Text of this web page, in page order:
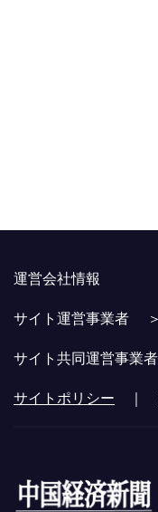
運営会社情報
サイト運営事業者 ＞
サイト共同運営事業
サイトポリシー ｜